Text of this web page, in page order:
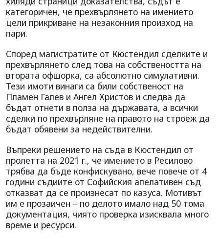
категоричен, че прехвърлянето на имението
цели прикриване на незаконния произход на
пари.
Според магистратите от Кюстендил сделките и
прехвърлянето след това на собствеността на
втората офшорка, са абсолютно симулативни.
Тези имоти винаги са били собственост на
Пламен Галев и Ангел Христов и следва да
бъдат отнети в полза на държавата, а всички
сделки по прехвърляне на правото на строеж да
бъдат обявени за недействителни.
Въпреки решението на съда в Кюстендил от
пролетта на 2021 г., че имението в Ресилово
трябва да бъде конфискувано, вече повече от 4
години съдиите от Софийския апелативен съд
отказват да се произнесат по казуса. Мотивът
им е прозаичен – по делото имало над 50 тома
документация, чиято проверка изисквала много
време и ресурси.